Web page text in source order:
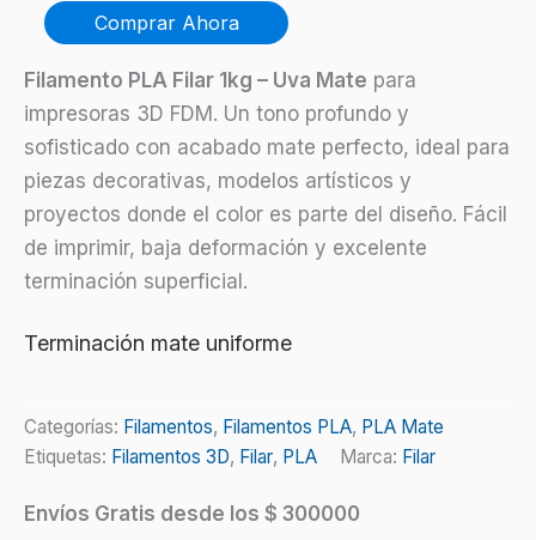
Terminación mate uniforme
Filamento PLA Filar 1kg – Uva Mate para
impresoras 3D FDM. Un tono profundo y
sofisticado con acabado mate perfecto, ideal para
piezas decorativas, modelos artísticos y
proyectos donde el color es parte del diseño. Fácil
de imprimir, baja deformación y excelente
terminación superficial.
Filar
PLA
Mate
1kg
cantidad
Comprar Ahora
Categorías: Filamentos, Filamentos PLA, PLA Mate
Etiquetas: Filamentos 3D, Filar, PLA Marca: Filar
Envíos Gratis desde los $ 300000